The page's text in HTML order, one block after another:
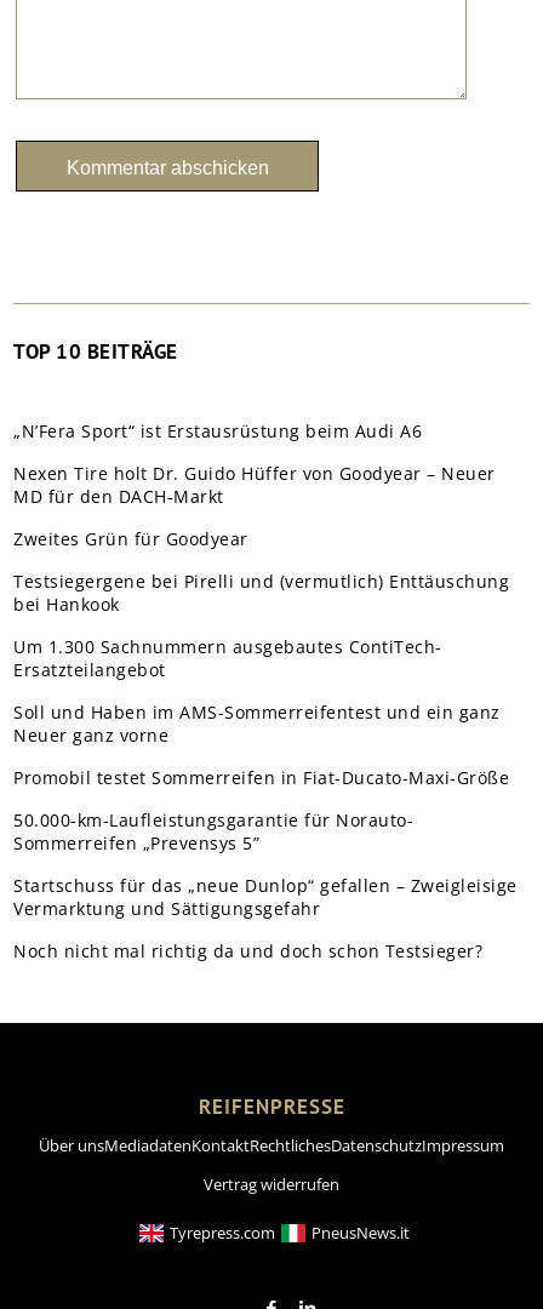
TOP 10 BEITRÄGE
„N’Fera Sport“ ist Erstausrüstung beim Audi A6
Nexen Tire holt Dr. Guido Hüffer von Goodyear – Neuer
MD für den DACH-Markt
Zweites Grün für Goodyear
Testsiegergene bei Pirelli und (vermutlich) Enttäuschung
bei Hankook
Um 1.300 Sachnummern ausgebautes ContiTech-
Ersatzteilangebot
Soll und Haben im AMS-Sommerreifentest und ein ganz
Neuer ganz vorne
Promobil testet Sommerreifen in Fiat-Ducato-Maxi-Größe
50.000-km-Laufleistungsgarantie für Norauto-
Sommerreifen „Prevensys 5”
Startschuss für das „neue Dunlop“ gefallen – Zweigleisige
Vermarktung und Sättigungsgefahr
Noch nicht mal richtig da und doch schon Testsieger?
REIFENPRESSE
Über unsMediadatenKontaktRechtlichesDatenschutzImpressum
Vertrag widerrufen
Tyrepress.com PneusNews.it